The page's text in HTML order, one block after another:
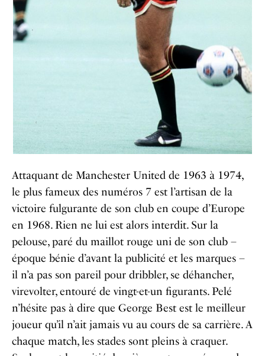
Attaquant de Manchester United de 1963 à 1974,
le plus fameux des numéros 7 est l’artisan de la
victoire fulgurante de son club en coupe d’Europe
en 1968. Rien ne lui est alors interdit. Sur la
pelouse, paré du maillot rouge uni de son club –
époque bénie d’avant la publicité et les marques –
il n’a pas son pareil pour dribbler, se déhancher,
virevolter, entouré de vingt-et-un figurants. Pelé
n’hésite pas à dire que George Best est le meilleur
joueur qu’il n’ait jamais vu au cours de sa carrière. A
chaque match, les stades sont pleins à craquer.